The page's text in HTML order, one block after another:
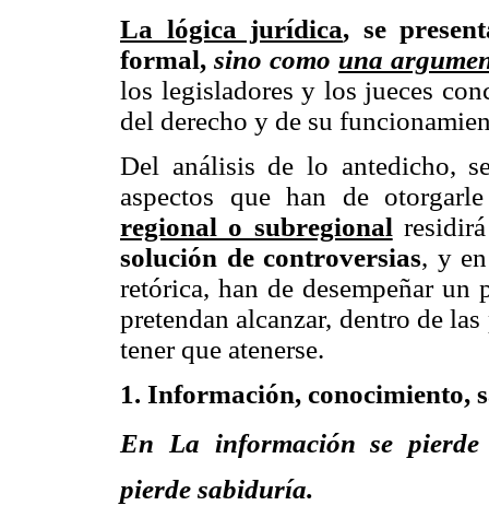
La lógica jurídica, se
formal, sino como una
los legisladores y los jueces
del derecho y de su
Del análisis de lo antedicho,
aspectos que han de
regional o subregional
solución de controversias, y
retórica, han de desempeñar un
pretendan alcanzar, dentro de
tener que atenerse.
1. Información, conocimiento,
En La información se
pierde sabiduría.